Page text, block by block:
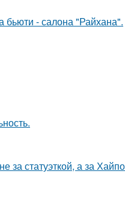
бьюти - салона "Райхана".
статуэткой, а за